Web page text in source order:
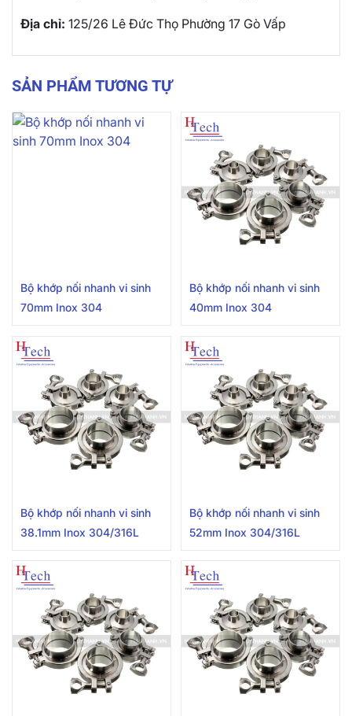
Địa chỉ: 125/26 Lê Đức Thọ Phường 17 Gò Vấp
SẢN PHẨM TƯƠNG TỰ
Bộ khớp nối nhanh vi sinh
70mm Inox 304
Bộ khớp nối nhanh vi sinh
40mm Inox 304
Bộ khớp nối nhanh vi sinh
38.1mm Inox 304/316L
Bộ khớp nối nhanh vi sinh
52mm Inox 304/316L